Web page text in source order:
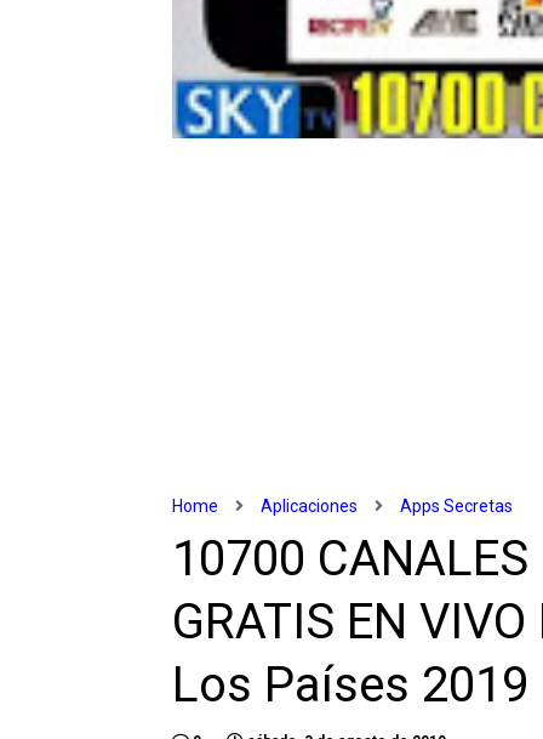
Home Aplicaciones Apps Secretas
10700
GRATIS EN
Los Países 2019